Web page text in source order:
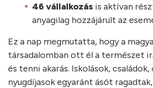
46 vállalkozás is aktívan
anyagilag hozzájárult az
Ez a nap megmutatta, hogy a
társadalomban ott él a természet
és tenni akarás. Iskolások,
nyugdíjasok egyaránt ásót